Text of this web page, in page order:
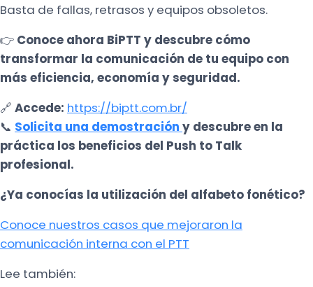
Basta de fallas, retrasos y equipos obsoletos.
👉 Conoce ahora BiPTT y descubre cómo
transformar la comunicación de tu equipo con
más eficiencia, economía y seguridad.
🔗 Accede: https://biptt.com.br/
📞 Solicita una demostración y descubre en la
práctica los beneficios del Push to Talk
profesional.
¿Ya conocías la utilización del alfabeto fonético?
Conoce nuestros casos que mejoraron la
comunicación interna con el PTT
Lee también: